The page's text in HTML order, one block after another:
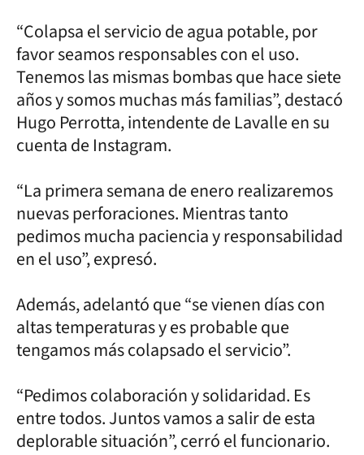
“Colapsa el servicio de agua potable, por
favor seamos responsables con el uso.
Tenemos las mismas bombas que hace siete
años y somos muchas más familias”, destacó
Hugo Perrotta, intendente de Lavalle en su
cuenta de Instagram.
“La primera semana de enero realizaremos
nuevas perforaciones. Mientras tanto
pedimos mucha paciencia y responsabilidad
en el uso”, expresó.
Además, adelantó que “se vienen días con
altas temperaturas y es probable que
tengamos más colapsado el servicio”.
“Pedimos colaboración y solidaridad. Es
entre todos. Juntos vamos a salir de esta
deplorable situación”, cerró el funcionario.